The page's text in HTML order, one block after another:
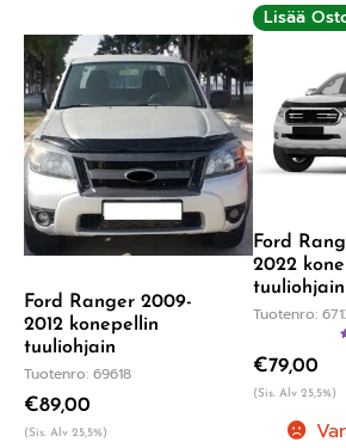
Lisää
Ford Ranger 2009-
2012 konepellin
tuuliohjain
Tuotenro: 69618
€89,00
(Sis. Alv 25,5%)
Ford
2022
tuuliohjain
Tuotenro:
€79,00
(Sis. Alv 25,5%)